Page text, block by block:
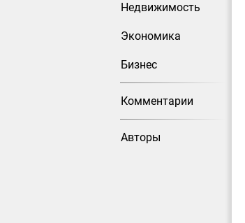
Недвижимость
Экономика
Бизнес
Комментарии
Авторы